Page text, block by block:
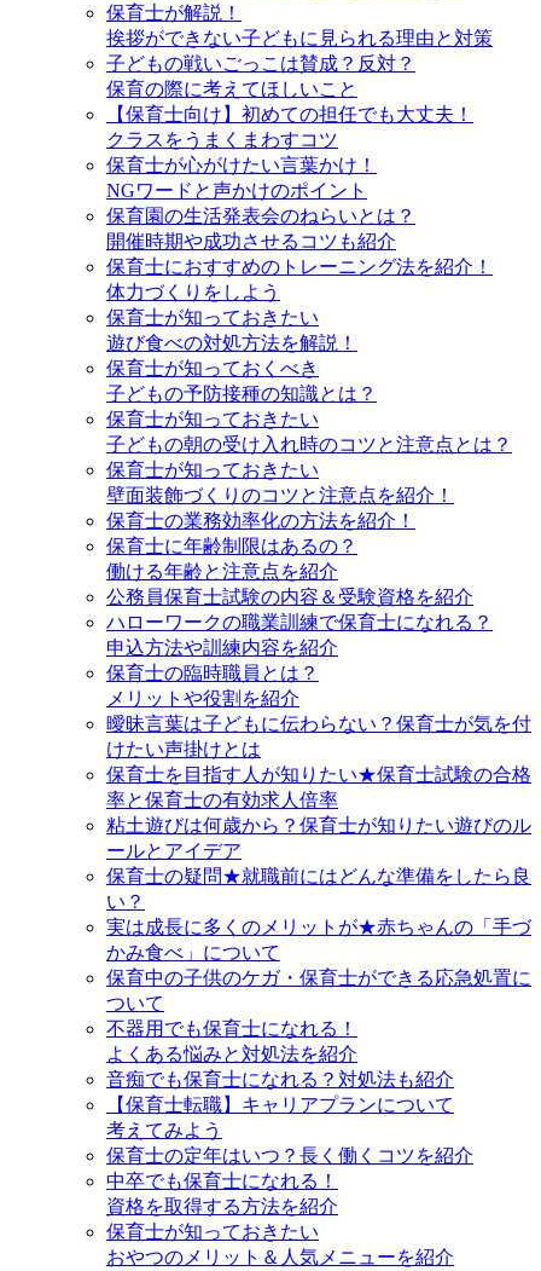
保育士が解説！
挨拶ができない子どもに見られる理由と対策
子どもの戦いごっこは賛成？反対？
保育の際に考えてほしいこと
【保育士向け】初めての担任でも大丈夫！
クラスをうまくまわすコツ
保育士が心がけたい言葉かけ！
NGワードと声かけのポイント
保育園の生活発表会のねらいとは？
開催時期や成功させるコツも紹介
保育士におすすめのトレーニング法を紹介！
体力づくりをしよう
保育士が知っておきたい
遊び食べの対処方法を解説！
保育士が知っておくべき
子どもの予防接種の知識とは？
保育士が知っておきたい
子どもの朝の受け入れ時のコツと注意点とは？
保育士が知っておきたい
壁面装飾づくりのコツと注意点を紹介！
保育士の業務効率化の方法を紹介！
保育士に年齢制限はあるの？
働ける年齢と注意点を紹介
公務員保育士試験の内容＆受験資格を紹介
ハローワークの職業訓練で保育士になれる？
申込方法や訓練内容を紹介
保育士の臨時職員とは？
メリットや役割を紹介
曖昧言葉は子どもに伝わらない？保育士が気を付
けたい声掛けとは
保育士を目指す人が知りたい★保育士試験の合格
率と保育士の有効求人倍率
粘土遊びは何歳から？保育士が知りたい遊びのル
ールとアイデア
保育士の疑問★就職前にはどんな準備をしたら良
い？
実は成長に多くのメリットが★赤ちゃんの「手づ
かみ食べ」について
保育中の子供のケガ・保育士ができる応急処置に
ついて
不器用でも保育士になれる！
よくある悩みと対処法を紹介
音痴でも保育士になれる？対処法も紹介
【保育士転職】キャリアプランについて
考えてみよう
保育士の定年はいつ？長く働くコツを紹介
中卒でも保育士になれる！
資格を取得する方法を紹介
保育士が知っておきたい
おやつのメリット＆人気メニューを紹介